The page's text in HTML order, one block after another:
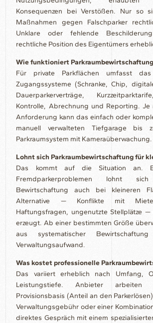
Konsequenzen bei Verstößen. Nur so
Maßnahmen gegen Falschparker
Unklare oder fehlende
rechtliche Position des Eigentümers
Wie funktioniert
Für private Parkflächen umfasst das
Zugangssysteme (Schranke, Chip,
Dauerparkerverträge,
Kontrolle, Abrechnung und Reporting.
Anforderung kann das einfach oder
manuell verwalteten Tiefgarage bis
Parkraumsystem mit Kameraüberwachung.
Lohnt sich Parkraumbewirtschaftung für
Das kommt auf die Situation an.
Fremdparkerproblemen lohnt sich
Bewirtschaftung auch bei kleineren
Alternative — Konflikte mit
Haftungsfragen, ungenutzte Stellplätze —
erzeugt. Ab einer bestimmten Größe
aus systematischer
Verwaltungsaufwand.
Was kostet professionelle
Das variiert erheblich nach Umfang,
Leistungstiefe. Anbieter
Provisionsbasis (Anteil an den
Verwaltungsgebühr oder einer
direktes Gespräch mit einem